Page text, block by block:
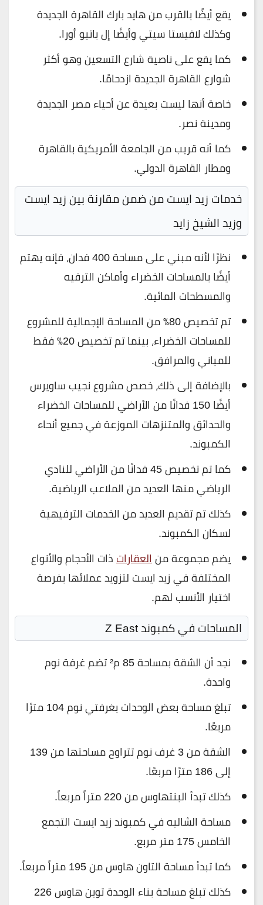
يقع أيضًا بالقرب من هايد بارك القاهرة الجديدة
وكذلك لافيستا سيتي وأيضًا إل باتيو أورا.
كما يقع على ناصية شارع التسعين وهو أكثر
شوارع القاهرة الجديدة ازدحامًا.
خاصة أنها ليست بعيدة عن أحياء مصر الجديدة
ومدينة نصر.
كما أنه قريب من الجامعة الأمريكية بالقاهرة
ومطار القاهرة الدولي.
خدمات زيد ايست منضمن مقارنة بين زيد ايست
وزيد الشيخ زايد
نظرًا لأنه مبني على مساحة 400 فدان، فإنه يهتم
أيضًا بالمساحات الخضراء وأماكن الترفيه
والمسطحات المائية.
تم تخصيص 80٪ من المساحة الإجمالية للمشروع
للمساحات الخضراء، بينما تم تخصيص 20٪ فقط
للمباني والمرافق.
بالإضافة إلى ذلك، خصص مشروع نجيب ساويرس
أيضًا 150 فدانًا من الأراضي للمساحات الخضراء
والحدائق والمتنزهات الموزعة في جميع أنحاء
الكمبوند.
كما تم تخصيص 45 فدانًا من الأراضي للنادي
الرياضي منها العديد من الملاعب الرياضية.
كذلك تم تقديم العديد من الخدمات الترفيهية
لسكان الكمبوند.
يضم مجموعة منالعقاراتذات الأحجام والأنواع
المختلفة في زيد ايست لتزويد عملائها بفرصة
اختيار الأنسب لهم.
المساحات في كمبوند Z East
نجد أن الشقة بمساحة 85 م² تضم غرفة نوم
واحدة.
تبلغ مساحة بعض الوحدات بغرفتي نوم 104 مترًا
مربعًا.
الشقة من 3 غرف نوم تتراوح مساحتها من 139
إلى 186 مترًا مربعًا.
كذلك تبدأ البنتهاوس من 220 متراً مربعاً.
مساحة الشاليه في كمبوند زيد ايست التجمع
الخامس 175 متر مربع.
كما تبدأ مساحة التاون هاوس من 195 متراً مربعاً.
كذلك تبلغ مساحة بناء الوحدة توين هاوس 226